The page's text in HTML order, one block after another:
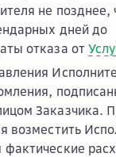
не позднее,
дней до
отказа от
Заказчика.
возместить